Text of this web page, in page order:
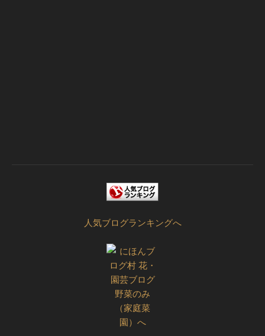
人気ブログランキングへ